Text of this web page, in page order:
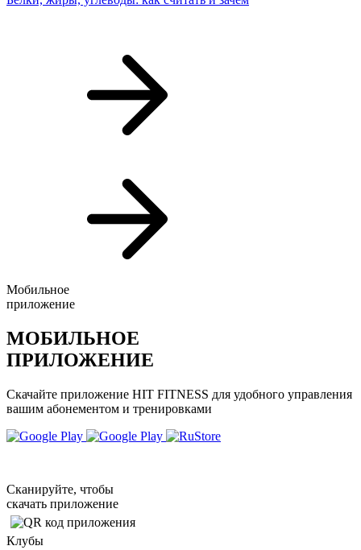
Мобильное
приложение
МОБИЛЬНОЕ
ПРИЛОЖЕНИЕ
Скачайте приложение HIT FITNESS для удобного управления
вашим абонементом и тренировками
Сканируйте, чтобы
скачать приложение
Клубы